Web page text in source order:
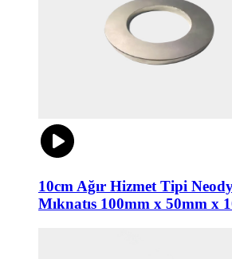
10cm Ağır Hizmet Tipi
Mıknatıs 100mm x 50mm x